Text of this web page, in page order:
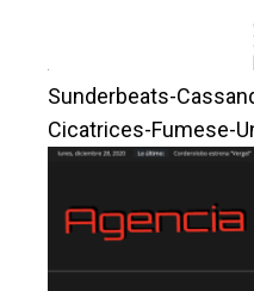
Sunderbeats-
Cicatrices-Fumese-